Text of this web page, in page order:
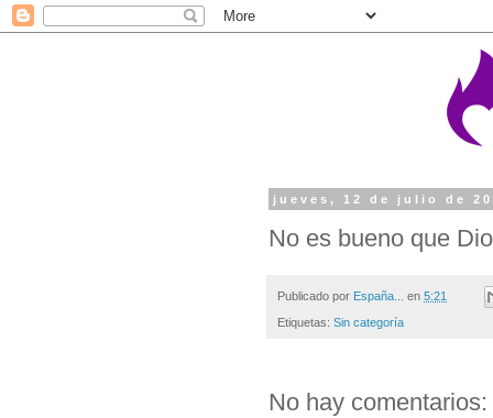
jueves, 12 de julio de
No es bueno que
Publicado por España... en 5:21
Etiquetas: Sin categoría
No hay comentarios: